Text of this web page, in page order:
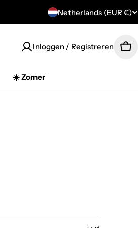
C
Netherlands (EUR €)
Inloggen / Registreren
☀️ Zomer